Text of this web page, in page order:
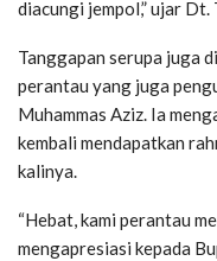
diacungi jempol,” ujar Dt.
Tanggapan serupa juga
perantau yang juga
Muhammas Aziz. Ia
kembali mendapatkan
kalinya.
“Hebat, kami perantau
mengapresiasi kepada